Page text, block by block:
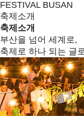
FESTIVAL BUSAN
축제소개
축제소개
부산을 넘어 세계로,
축제로 하나 되는 글